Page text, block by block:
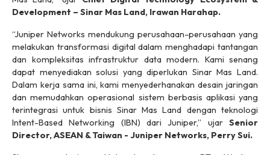
Development – Sinar Mas Land, Irawan Harahap.
“Juniper Networks mendukung perusahaan-perusahaan yang
melakukan transformasi digital dalam menghadapi tantangan
dan kompleksitas infrastruktur data modern. Kami senang
dapat menyediakan solusi yang diperlukan Sinar Mas Land.
Dalam kerja sama ini, kami menyederhanakan desain jaringan
dan memudahkan operasional sistem berbasis aplikasi yang
terintegrasi untuk bisnis Sinar Mas Land dengan teknologi
Intent-Based Networking (IBN) dari Juniper,”
ujarSenior
Director, ASEAN & Taiwan - Juniper Networks, Perry Sui.